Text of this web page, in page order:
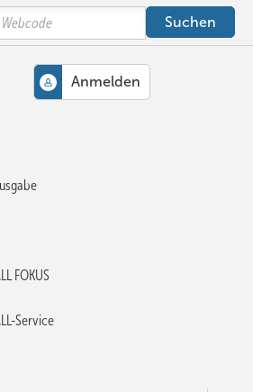
Die Reise geht
FOKUS
Service